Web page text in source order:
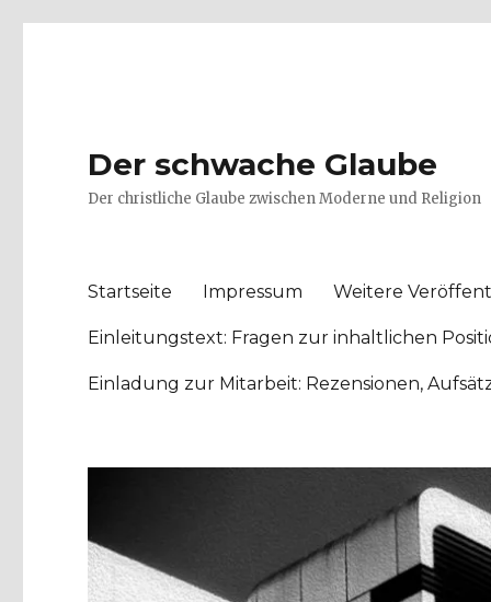
Der schwache Glaube
Der christliche Glaube zwischen Moderne und Religion
Startseite Impressum Weitere
Einleitungstext: Fragen zur inhaltlichen
Einladung zur Mitarbeit: Rezensionen,